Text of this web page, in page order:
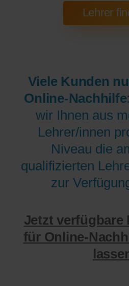
Viele Kunden
Online-Nachhilfe
wir Ihnen aus
Lehrer/innen
Niveau die
qualifizierten
zur
Jetzt verfügbare
für Online-